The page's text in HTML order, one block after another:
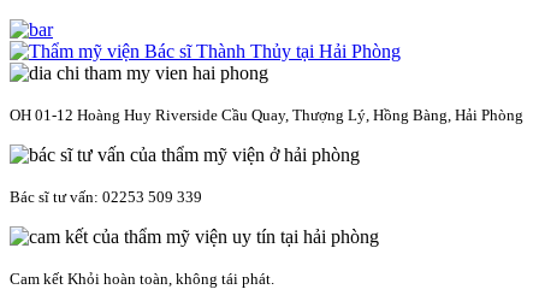
OH 01-12 Hoàng Huy Riverside Cầu Quay, Thượng Lý, Hồng Bàng, Hải Phòng
Bác sĩ tư vấn: 02253 509 339
Cam kết Khỏi hoàn toàn, không tái phát.